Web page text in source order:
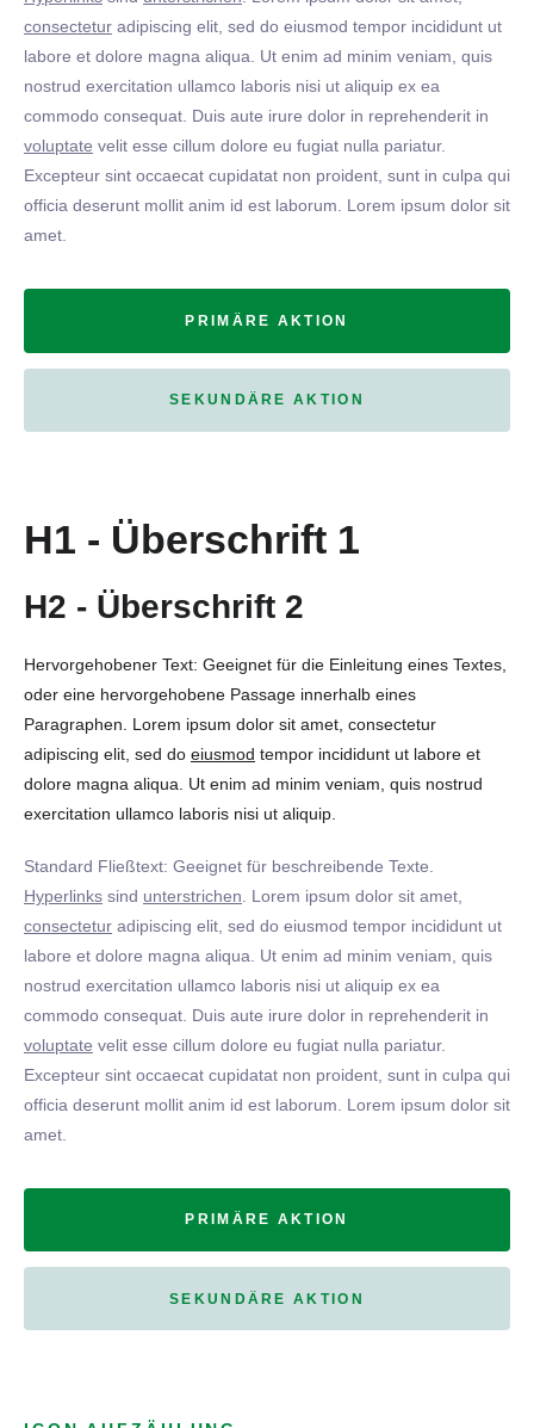
consectetur adipiscing elit, sed do eiusmod tempor incididunt ut
labore et dolore magna aliqua. Ut enim ad minim veniam, quis
nostrud exercitation ullamco laboris nisi ut aliquip ex ea
commodo consequat. Duis aute irure dolor in reprehenderit in
voluptate velit esse cillum dolore eu fugiat nulla pariatur.
Excepteur sint occaecat cupidatat non proident, sunt in culpa qui
officia deserunt mollit anim id est laborum. Lorem ipsum dolor sit
amet.
PRIMÄRE AKTION
SEKUNDÄRE AKTION
H1 - Überschrift 1
H2 - Überschrift 2
Hervorgehobener Text: Geeignet für die Einleitung eines Textes,
oder eine hervorgehobene Passage innerhalb eines
Paragraphen. Lorem ipsum dolor sit amet, consectetur
adipiscing elit, sed do eiusmod tempor incididunt ut labore et
dolore magna aliqua. Ut enim ad minim veniam, quis nostrud
exercitation ullamco laboris nisi ut aliquip.
Standard Fließtext: Geeignet für beschreibende Texte.
Hyperlinks sind unterstrichen . Lorem ipsum dolor sit amet,
consectetur adipiscing elit, sed do eiusmod tempor incididunt ut
labore et dolore magna aliqua. Ut enim ad minim veniam, quis
nostrud exercitation ullamco laboris nisi ut aliquip ex ea
commodo consequat. Duis aute irure dolor in reprehenderit in
voluptate velit esse cillum dolore eu fugiat nulla pariatur.
Excepteur sint occaecat cupidatat non proident, sunt in culpa qui
officia deserunt mollit anim id est laborum. Lorem ipsum dolor sit
amet.
PRIMÄRE AKTION
SEKUNDÄRE AKTION